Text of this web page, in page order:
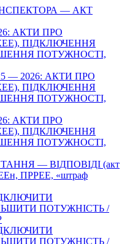
— АКТ
АКТИ ПРО
ПІДКЛЮЧЕННЯ
ПОТУЖНОСТІ,
— 2026: АКТИ ПРО
ПІДКЛЮЧЕННЯ
ПОТУЖНОСТІ,
АКТИ ПРО
ПІДКЛЮЧЕННЯ
ПОТУЖНОСТІ,
— ВІДПОВІДІ (акт
ПРРЕЕ, «штраф
ПОТУЖНІСТЬ /
ПОТУЖНІСТЬ /